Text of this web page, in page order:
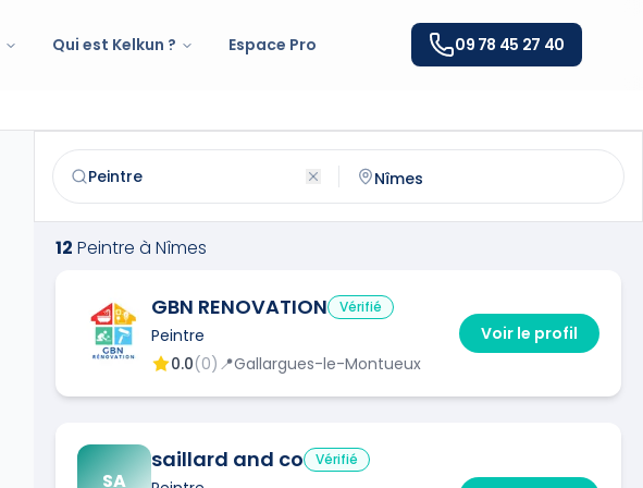
Qui est Kelkun ? Espace Pro 09 78 45 27 40
Trouvez et contactez un
peintrequalifié à
12 Peintre à Nîmes
GBN RENOVATION Vérifié
Peintre
0.0(0) 📍Gallargues-le-Montueux
Voir le profil
SA
saillard and co Vérifié